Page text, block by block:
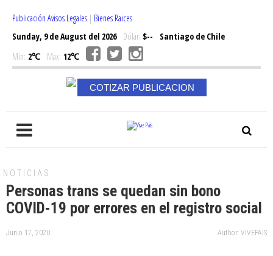
Publicación Avisos Legales | Bienes Raices
Sunday, 9 de August del 2026Dólar: $--
Santiago de Chile
Min: 2℃ Max: 12℃
COTIZAR PUBLICACION
NOTICIAS
Personas trans se quedan sin bono
COVID-19 por errores en el registro social
Junio 17, 2020 Author: VIVEPAIS